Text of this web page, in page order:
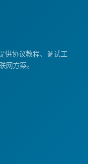
供协议教程、调试工
网方案。